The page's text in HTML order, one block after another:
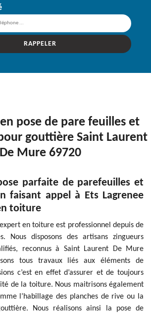
pose de pare feuilles et
gouttière Saint Laurent
De Mure 69720
parfaite de parefeuilles et
faisant appel à Ets Lagrenee
toiture
en toiture est professionnel depuis de
Nous disposons des artisans zingueurs
reconnus à Saint Laurent De Mure
tous travaux liés aux éléments de
c’est en effet d’assurer et de toujours
de la toiture. Nous maitrisons également
l’habillage des planches de rive ou la
Nous réalisons ainsi la pose de